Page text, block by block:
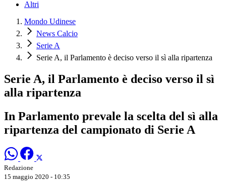
Altri
Mondo Udinese
News Calcio
Serie A
Serie A, il Parlamento è deciso verso il sì alla ripartenza
Serie A, il Parlamento è deciso verso il sì
alla ripartenza
In Parlamento prevale la scelta del sì alla
ripartenza del campionato di Serie A
Redazione
15 maggio 2020 - 10:35